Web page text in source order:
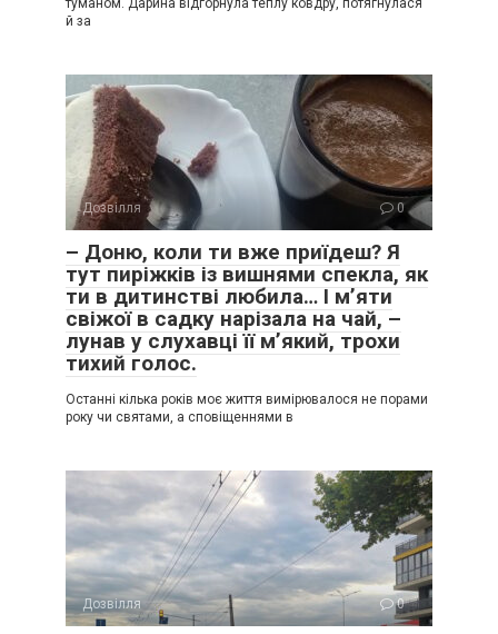
туманом. Дарина відгорнула теплу ковдру, потягнулася
й за
Дозвілля 0
– Доню, коли ти вже приїдеш? Я
тут пиріжків із вишнями спекла, як
ти в дитинстві любила… І м’яти
свіжої в садку нарізала на чай, –
лунав у слухавці її м’який, трохи
тихий голос.
Останні кілька років моє життя вимірювалося не порами
року чи святами, а сповіщеннями в
Дозвілля 0